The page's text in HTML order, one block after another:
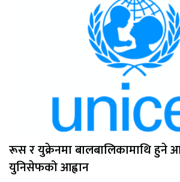
रूस र युक्रेनमा बालबालिकामाथि हुने
युनिसेफको आह्वान